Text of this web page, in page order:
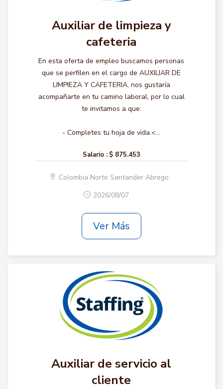
Auxiliar de limpieza y
cafeteria
En esta oferta de empleo buscamos personas
que se perfilen en el cargo de AUXILIAR DE
LIMPIEZA Y CAFETERIA, nos gustaría
acompañarte en tu camino laboral, por lo cual
te invitamos a que:
- Completes tu hoja de vida.<...
Salario : $ 875.453
Colombia Norte Santander Abrego
2026/08/07
Ver Más
Auxiliar de servicio al
cliente